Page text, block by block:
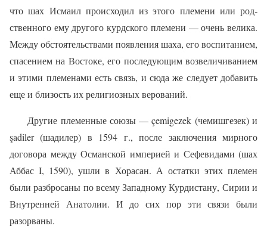
что шах Исмаил проис­ходил из этого племени или род­
ственного ему другого курдского племени — очень велика.
Между обстоятельствами появления ша­ха, его воспитанием,
спасением на Востоке, его последующим возвеличиванием
и этими племе­нами есть связь, и сюда же следу­ет добавить
еще и близость их ре­лигиозных верований.
Другие племенные союзы —çemigezek (чемишгезек) и
şadiler (шадилер) в 1594 г., пос­ле заключения мирного
договора между Османской империей и Сефевидами (шах
АббасI, 1590), ушли в Хорасан. А остатки этих племен
были разбросаны по все­му Западному Курдистану, Сирии и
Внутренней Анатолии. И до сих пор эти связи были
разорваны.